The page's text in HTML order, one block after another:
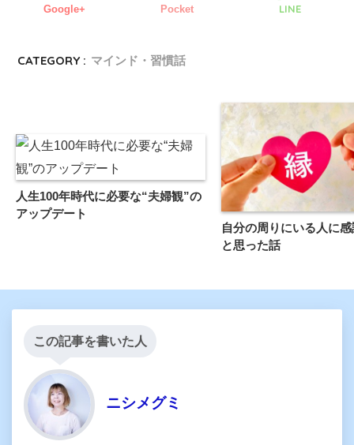
Google+ Pocket LINE
CATEGORY : マインド・習慣話
人生100年時代に必要な“夫婦観”の
アップデート
自分の周りにいる人に
と思った話
この記事を書いた人
ニシメグミ